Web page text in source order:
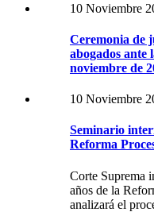
10 Noviembre
Ceremonia de
abogados ante
noviembre de
10 Noviembre
Seminario
Reforma
Corte Suprema
años de la
analizará el